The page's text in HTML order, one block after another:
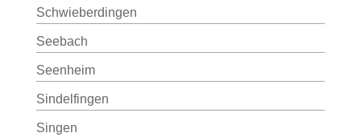
Schwieberdingen
Seebach
Seenheim
Sindelfingen
Singen